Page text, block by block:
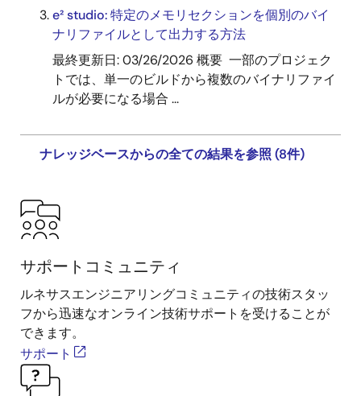
e² studio: 特定のメモリセクションを個別のバイ
ナリファイルとして出力する方法
最終更新日: 03/26/2026 概要 一部のプロジェク
トでは、単一のビルドから複数のバイナリファイ
ルが必要になる場合 ...
ナレッジベースからの全ての結果を参照 (8件)
サポートコミュニティ
ルネサスエンジニアリングコミュニティの技術スタッ
フから迅速なオンライン技術サポートを受けることが
できます。
サポート